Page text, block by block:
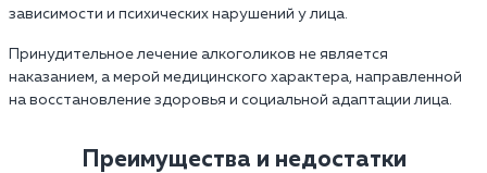
зависимости и психических нарушений у лица.
Принудительное лечение алкоголиков не является
наказанием, а мерой медицинского характера, направленной
на восстановление здоровья и социальной адаптации лица.
Преимущества и недостатки